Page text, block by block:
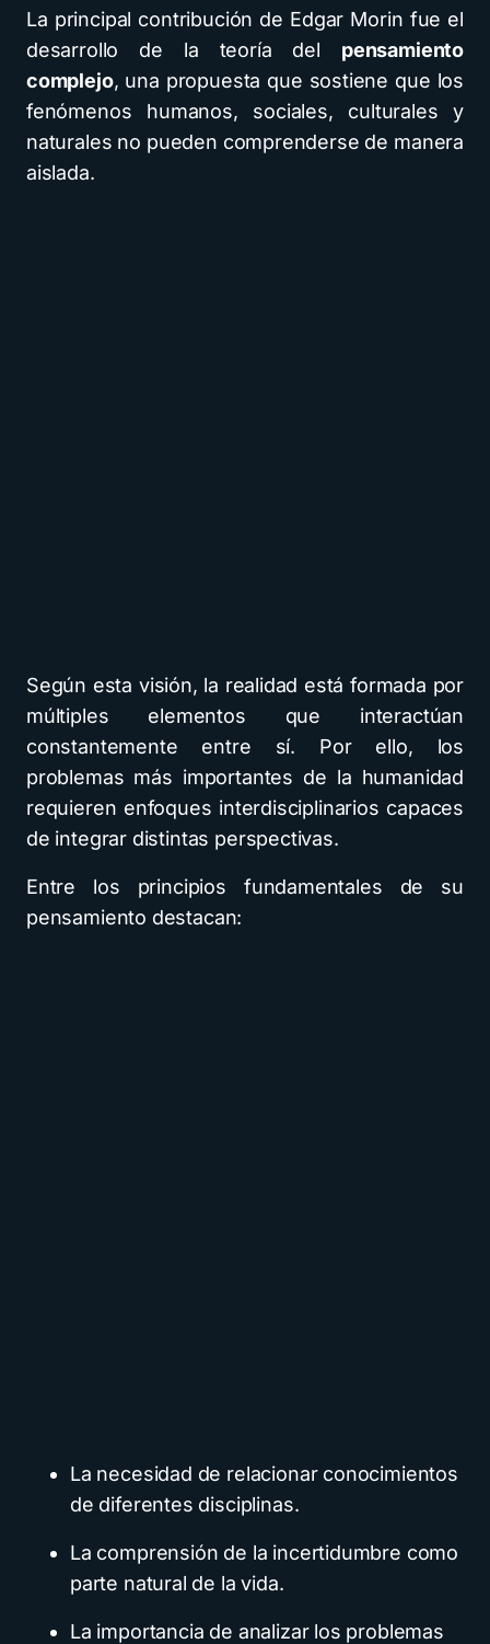
La principal contribución de Edgar Morin fue el
desarrollo de la teoría del pensamiento
complejo, una propuesta que sostiene que los
fenómenos humanos, sociales, culturales y
naturales no pueden comprenderse de manera
aislada.
Según esta visión, la realidad está formada por
múltiples elementos que interactúan
constantemente entre sí. Por ello, los
problemas más importantes de la humanidad
requieren enfoques interdisciplinarios capaces
de integrar distintas perspectivas.
Entre los principios fundamentales de su
pensamiento destacan:
La necesidad de relacionar conocimientos
de diferentes disciplinas.
La comprensión de la incertidumbre como
parte natural de la vida.
La importancia de analizar los problemas